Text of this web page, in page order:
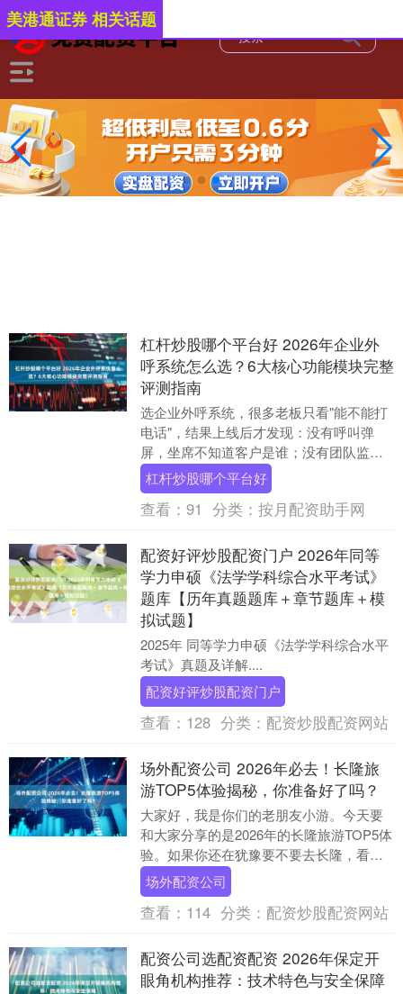
美港通证券 相关话题
杠杆炒股哪个平台好 2026年企业外
呼系统怎么选？6大核心功能模块完整
评测指南
选企业外呼系统，很多老板只看"能不能打
电话"，结果上线后才发现：没有呼叫弹
屏，坐席不知道客户是谁；没有团队监控
杠杆炒股哪个平台好，管理者两眼一抹
黑；没有灵活计费....
杠杆炒股哪个平台好
查看： 91 分类： 按月配资助手网
配资好评炒股配资门户 2026年同等
学力申硕《法学学科综合水平考试》
题库【历年真题题库＋章节题库＋模
拟试题】
2025年 同等学力申硕《法学学科综合水平
考试》真题及详解....
配资好评炒股配资门户
查看： 128 分类： 配资炒股配资网站
场外配资公司 2026年必去！长隆旅
游TOP5体验揭秘，你准备好了吗？
大家好，我是你们的老朋友小游。今天要
和大家分享的是2026年的长隆旅游TOP5体
验。如果你还在犹豫要不要去长隆，看完
这篇文章，我相信你一定会迫不及待地开
始计划你....
场外配资公司
查看： 114 分类： 配资炒股配资网站
配资公司选配资配资 2026年保定开
眼角机构推荐：技术特色与安全保障